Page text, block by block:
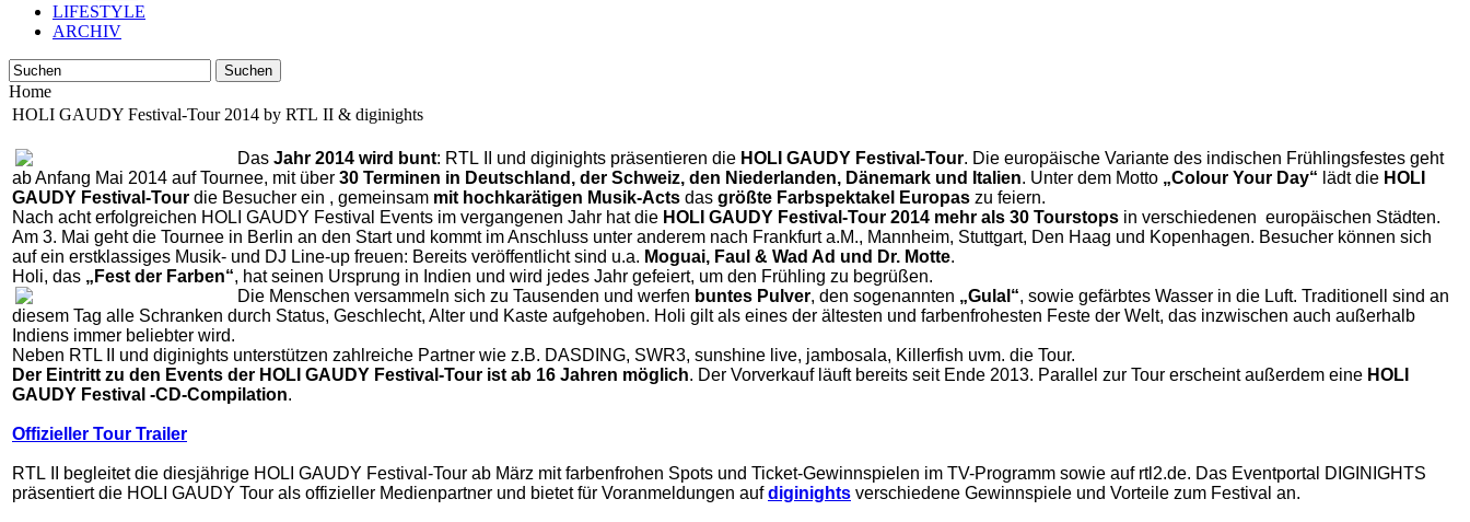
LIFESTYLE
ARCHIV
Suchen
Home
HOLI GAUDY Festival-Tour 2014 by RTL II & diginights
Das Jahr 2014 wird bunt: RTL II und diginights präsentieren die HOLI GAUDY Festival-Tour. Die europäische Variante des indischen Frühlingsfestes geht
ab Anfang Mai 2014 auf Tournee, mit über 30 Terminen in Deutschland, der Schweiz, den Niederlanden, Dänemark und Italien. Unter dem Motto „Colour Your Day“ lädt die HOLI
GAUDY Festival-Tour die Besucher ein , gemeinsam mit hochkarätigen Musik-Acts das größte Farbspektakel Europas zu feiern.
Nach acht erfolgreichen HOLI GAUDY Festival Events im vergangenen Jahr hat die HOLI GAUDY Festival-Tour 2014 mehr als 30 Tourstops in verschiedenen europäischen Städten.
Am 3. Mai geht die Tournee in Berlin an den Start und kommt im Anschluss unter anderem nach Frankfurt a.M., Mannheim, Stuttgart, Den Haag und Kopenhagen. Besucher können sich
auf ein erstklassiges Musik- und DJ Line-up freuen: Bereits veröffentlicht sind u.a. Moguai, Faul & Wad Ad und Dr. Motte.
Holi, das „Fest der Farben“, hat seinen Ursprung in Indien und wird jedes Jahr gefeiert, um den Frühling zu begrüßen.
Die Menschen versammeln sich zu Tausenden und werfen buntes Pulver, den sogenannten „Gulal“, sowie gefärbtes Wasser in die Luft. Traditionell sind an
diesem Tag alle Schranken durch Status, Geschlecht, Alter und Kaste aufgehoben. Holi gilt als eines der ältesten und farbenfrohesten Feste der Welt, das inzwischen auch außerhalb
Indiens immer beliebter wird.
Neben RTL II und diginights unterstützen zahlreiche Partner wie z.B. DASDING, SWR3, sunshine live, jambosala, Killerfish uvm. die Tour.
Der Eintritt zu den Events der HOLI GAUDY Festival-Tour ist ab 16 Jahren möglich. Der Vorverkauf läuft bereits seit Ende 2013. Parallel zur Tour erscheint außerdem eine HOLI
GAUDY Festival -CD-Compilation.
Offizieller Tour Trailer
RTL II begleitet die diesjährige HOLI GAUDY Festival-Tour ab März mit farbenfrohen Spots und Ticket-Gewinnspielen im TV-Programm sowie auf rtl2.de. Das Eventportal DIGINIGHTS
präsentiert die HOLI GAUDY Tour als offizieller Medienpartner und bietet für Voranmeldungen aufdiginights verschiedene Gewinnspiele und Vorteile zum Festival an.